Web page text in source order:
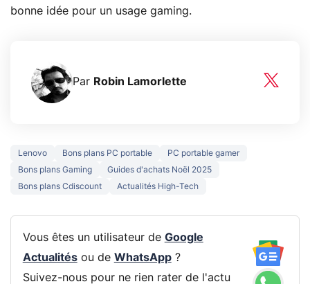
bonne idée pour un usage gaming.
Par Robin Lamorlette
Lenovo Bons plans PC portable
PC portable gamer
Bons plans Gaming
Guides d'achats Noël 2025
Bons plans Cdiscount
Actualités High-Tech
Vous êtes un utilisateur de Google
Actualitésou de WhatsApp?
Suivez-nous pour ne rien rater de l'actu